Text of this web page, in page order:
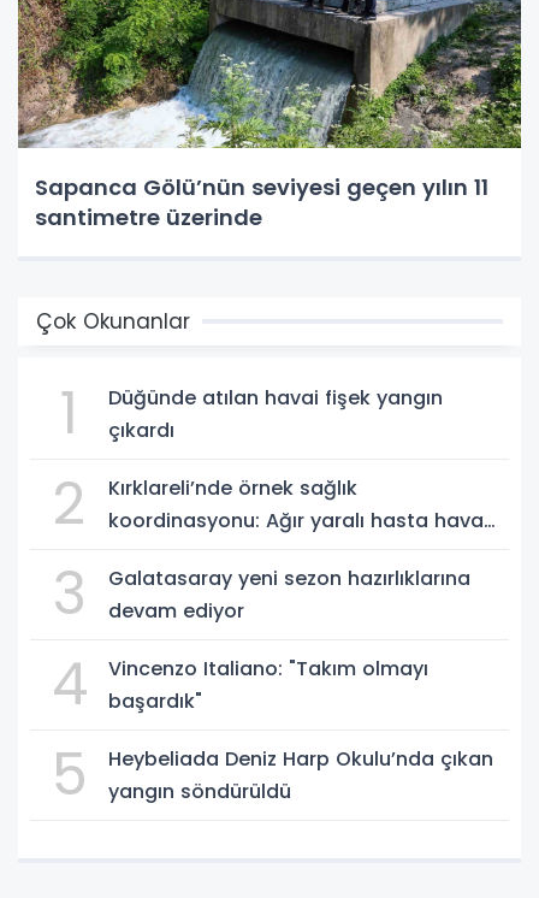
Sapanca Gölü’nün seviyesi geçen yılın 11
santimetre üzerinde
Çok Okunanlar
1
Düğünde atılan havai fişek yangın
çıkardı
2
Kırklareli’nde örnek sağlık
koordinasyonu: Ağır yaralı hasta hava
3
Galatasaray yeni sezon hazırlıklarına
devam ediyor
4
Vincenzo Italiano: "Takım olmayı
başardık"
5
Heybeliada Deniz Harp Okulu’nda çıkan
yangın söndürüldü